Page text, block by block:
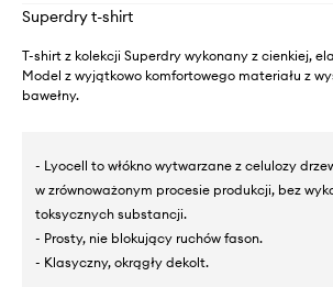
Superdry t-shirt
T-shirt z kolekcji Superdry wykonany z cienkiej,
Model z wyjątkowo komfortowego materiału z
bawełny.
- Lyocell to włókno wytwarzane z celulozy
w zrównoważonym procesie produkcji, bez
toksycznych substancji.
- Prosty, nie blokujący ruchów fason.
- Klasyczny, okrągły dekolt.